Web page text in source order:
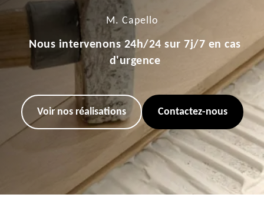
M. Capello
Nous intervenons 24h/24 sur 7j/7 en cas
d'urgence
Voir nos réalisations Contactez-nous